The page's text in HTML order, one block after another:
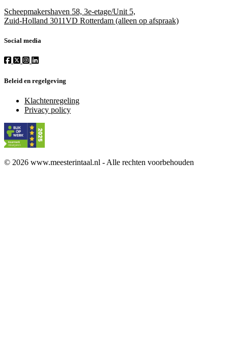
Scheepmakershaven 58, 3e-etage/Unit 5,
Zuid-Holland 3011VD Rotterdam (alleen op afspraak)
Social media
Beleid en regelgeving
Klachtenregeling
Privacy policy
© 2026 www.meesterintaal.nl - Alle rechten voorbehouden